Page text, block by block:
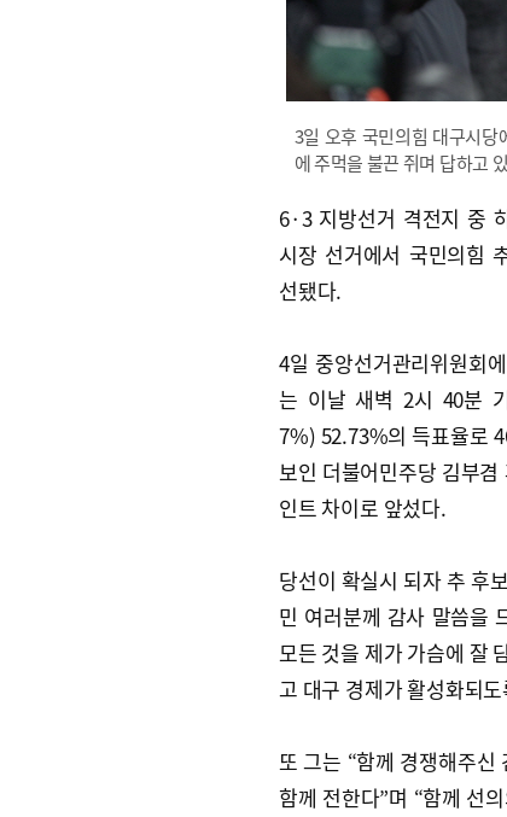
3일 오후 국민의힘 대구시
에 주먹을 불끈 쥐며 답하고
6·3 지방선거 격전지 중
시장 선거에서 국민의힘
선됐다.
4일 중앙선거관리위원회
는 이날 새벽 2시 40분
7%) 52.73%의 득표율로
보인 더불어민주당 김부
인트 차이로 앞섰다.
당선이 확실시 되자 추 후
민 여러분께 감사 말씀을
모든 것을 제가 가슴에 잘
고 대구 경제가 활성화되
또 그는 “함께 경쟁해주신
함께 전한다”며 “함께 선